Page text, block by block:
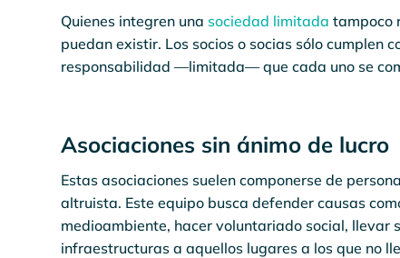
Quienes integren una sociedad limitada tampoco
puedan existir. Los socios o socias sólo cumplen
responsabilidad —limitada— que cada uno se
Asociaciones sin ánimo de lucro
Estas asociaciones suelen componerse de
altruista. Este equipo busca defender causas
medioambiente, hacer voluntariado social, llevar
infraestructuras a aquellos lugares a los que no